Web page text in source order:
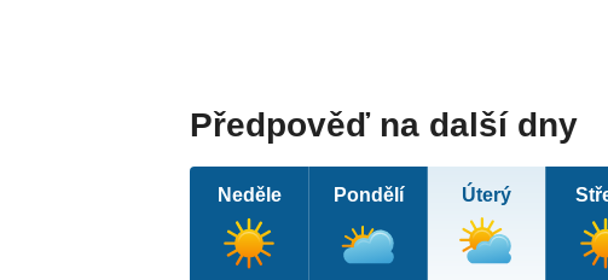
Předpověď na další dny
Neděle Pondělí Úterý